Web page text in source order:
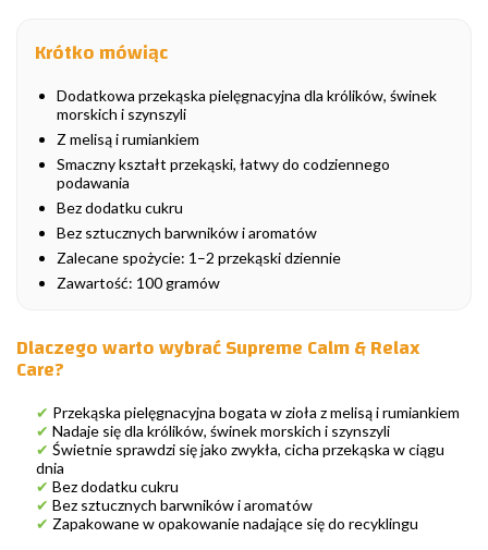
Krótko mówiąc
Dodatkowa przekąska pielęgnacyjna dla królików, świnek
morskich i szynszyli
Z melisą i rumiankiem
Smaczny kształt przekąski, łatwy do codziennego
podawania
Bez dodatku cukru
Bez sztucznych barwników i aromatów
Zalecane spożycie: 1–2 przekąski dziennie
Zawartość: 100 gramów
Dlaczego warto wybrać Supreme Calm & Relax
Care?
✔ Przekąska pielęgnacyjna bogata w zioła z melisą i rumiankiem
✔ Nadaje się dla królików, świnek morskich i szynszyli
✔ Świetnie sprawdzi się jako zwykła, cicha przekąska w ciągu
dnia
✔ Bez dodatku cukru
✔ Bez sztucznych barwników i aromatów
✔ Zapakowane w opakowanie nadające się do recyklingu